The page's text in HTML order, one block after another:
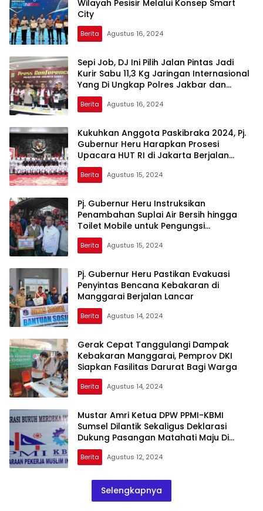
Wilayah Pesisir Melalui Konsep Smart
City
Berita Agustus 16, 2024
Sepi Job, DJ Ini Pilih Jalan Pintas Jadi
Kurir Sabu 11,3 Kg Jaringan Internasional
Yang Di Ungkap Polres Jakbar dan
Polres Pelabuhan Tanjung Priok
Berita Agustus 16, 2024
Kukuhkan Anggota Paskibraka 2024, Pj.
Gubernur Heru Harapkan Prosesi
Upacara HUT RI di Jakarta Berjalan
Lancar
Berita Agustus 15, 2024
Pj. Gubernur Heru Instruksikan
Penambahan Suplai Air Bersih hingga
Toilet Mobile untuk Pengungsi
Kebakaran Manggarai
Berita Agustus 15, 2024
Pj. Gubernur Heru Pastikan Evakuasi
Penyintas Bencana Kebakaran di
Manggarai Berjalan Lancar
Berita Agustus 14, 2024
Gerak Cepat Tanggulangi Dampak
Kebakaran Manggarai, Pemprov DKI
Siapkan Fasilitas Darurat Bagi Warga
Berita Agustus 14, 2024
Mustar Amri Ketua DPW PPMI-KBMI
Sumsel Dilantik Sekaligus Deklarasi
Dukung Pasangan Matahati Maju Di
Pilgub 2024
Berita Agustus 12, 2024
Selengkapnya